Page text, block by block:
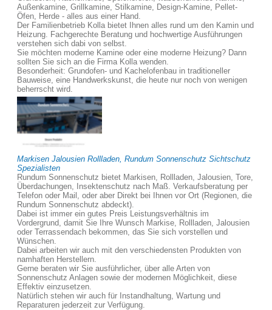
Außenkamine, Grillkamine, Stilkamine, Design-Kamine, Pellet-
Öfen, Herde - alles aus einer Hand.
Der Familienbetrieb Kolla bietet Ihnen alles rund um den Kamin und
Heizung. Fachgerechte Beratung und hochwertige Ausführungen
verstehen sich dabi von selbst.
Sie möchten moderne Kamine oder eine moderne Heizung? Dann
sollten Sie sich an die Firma Kolla wenden.
Besonderheit: Grundofen- und Kachelofenbau in traditioneller
Bauweise, eine Handwerkskunst, die heute nur noch von wenigen
beherrscht wird.
Markisen Jalousien Rollladen, Rundum Sonnenschutz Sichtschutz
Spezialisten
Rundum Sonnenschutz bietet Markisen, Rollladen, Jalousien, Tore,
Überdachungen, Insektenschutz nach Maß. Verkaufsberatung per
Telefon oder Mail, oder aber Direkt bei Ihnen vor Ort (Regionen, die
Rundum Sonnenschutz abdeckt).
Dabei ist immer ein gutes Preis Leistungsverhältnis im
Vordergrund, damit Sie Ihre Wunsch Markise, Rollladen, Jalousien
oder Terrassendach bekommen, das Sie sich vorstellen und
Wünschen.
Dabei arbeiten wir auch mit den verschiedensten Produkten von
namhaften Herstellern.
Gerne beraten wir Sie ausführlicher, über alle Arten von
Sonnenschutz Anlagen sowie der modernen Möglichkeit, diese
Effektiv einzusetzen.
Natürlich stehen wir auch für Instandhaltung, Wartung und
Reparaturen jederzeit zur Verfügung.